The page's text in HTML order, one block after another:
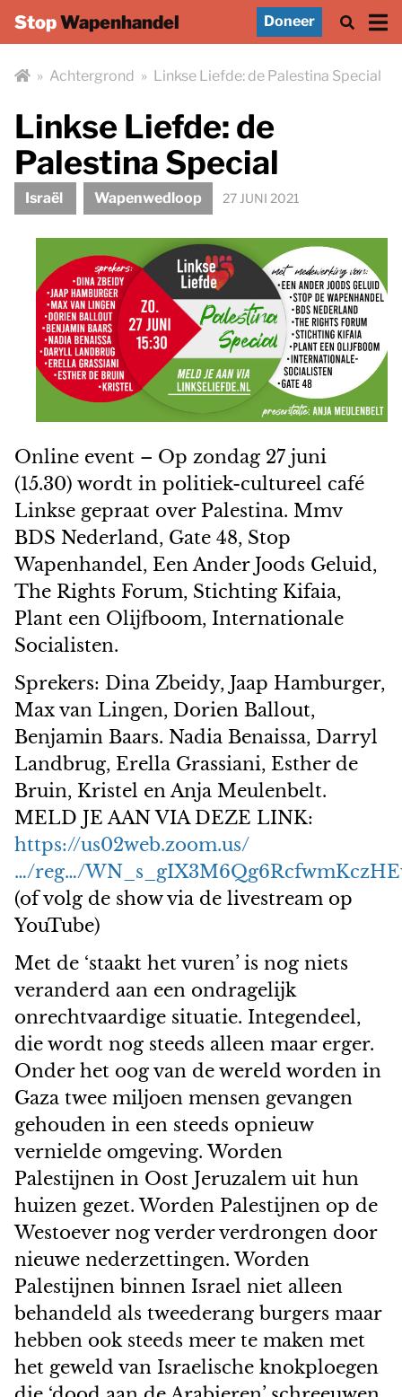
StopWapenhandel Doneer
» Achtergrond » Linkse Liefde: de Palestina Special
Linkse Liefde: de
Palestina Special
Israël Wapenwedloop 27 JUNI 2021
Online event – Op zondag 27 juni
(15.30) wordt in politiek-cultureel café
Linkse gepraat over Palestina. Mmv
BDS Nederland, Gate 48, Stop
Wapenhandel, Een Ander Joods Geluid,
The Rights Forum, Stichting Kifaia,
Plant een Olijfboom, Internationale
Socialisten.
Sprekers: Dina Zbeidy, Jaap Hamburger,
Max van Lingen, Dorien Ballout,
Benjamin Baars. Nadia Benaissa, Darryl
Landbrug, Erella Grassiani, Esther de
Bruin, Kristel en Anja Meulenbelt.
MELD JE AAN VIA DEZE LINK:
https://us02web.zoom.us/
…/reg…/
(of volg de show via de livestream op
YouTube)
Met de ‘staakt het vuren’ is nog niets
veranderd aan een ondragelijk
onrechtvaardige situatie. Integendeel,
die wordt nog steeds alleen maar erger.
Onder het oog van de wereld worden in
Gaza twee miljoen mensen gevangen
gehouden in een steeds opnieuw
vernielde omgeving. Worden
Palestijnen in Oost Jeruzalem uit hun
huizen gezet. Worden Palestijnen op de
Westoever nog verder verdrongen door
nieuwe nederzettingen. Worden
Palestijnen binnen Israel niet alleen
behandeld als tweederang burgers maar
hebben ook steeds meer te maken met
het geweld van Israelische knokploegen